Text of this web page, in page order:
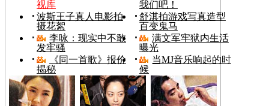
视库
我们吧！
波斯王子真人电影拍
摄花絮
舒淇拍游戏写真造型
百变鬼马
李咏：现实中不敢
发牢骚
满文军牢狱内生活
曝光
《同一首歌》报价
揭秘
当MJ音乐响起的时
候